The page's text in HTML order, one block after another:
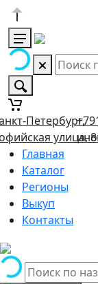
Петербург,
улица,
Главная
Каталог
Регионы
Выкуп
Контакты